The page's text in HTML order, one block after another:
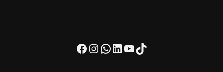
Facebook
Instagram
WhatsApp
LinkedIn
Youtube
TikTok